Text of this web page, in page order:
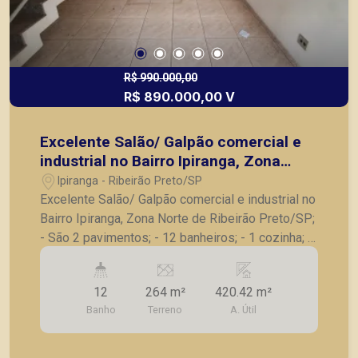
R$ 990.000,00
R$ 890.000,00 V
Excelente Salão/ Galpão comercial e
industrial no Bairro Ipiranga, Zona
Norte de Ribeirão Preto/SP;
Ipiranga - Ribeirão Preto/SP
Excelente Salão/ Galpão comercial e industrial no
Bairro Ipiranga, Zona Norte de Ribeirão Preto/SP;
- São 2 pavimentos; - 12 banheiros; - 1 cozinha; -
2 copas; - Salas/ Escritórios; - Pavimento
superior com amplo galpão; - Iluminação
completa, com luminárias; - Ideal para o seu
comércio. A Piramid tem como objetivo atender
seus clientes com agilidade e segurança, em
12
Banho
264 m²
Terreno
420.42 m²
A. Útil